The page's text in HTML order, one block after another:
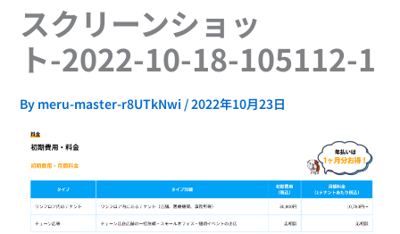
スクリーンショッ
ト-2022-10-18-105112-1
By meru-master-r8UTkNwi /2022年10月23日